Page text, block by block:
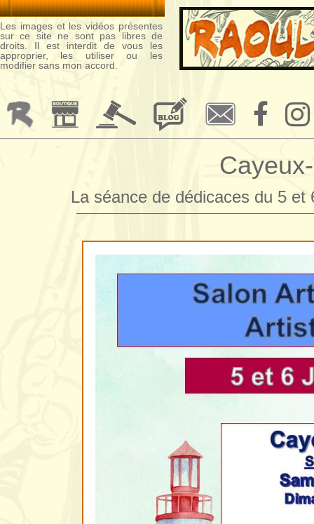
Les images et les vidéos présentes
sur ce site ne sont pas libres de
droits. Il est interdit de vous les
approprier, les utiliser ou les
modifier sans mon accord.
La séance de dédicaces du 5